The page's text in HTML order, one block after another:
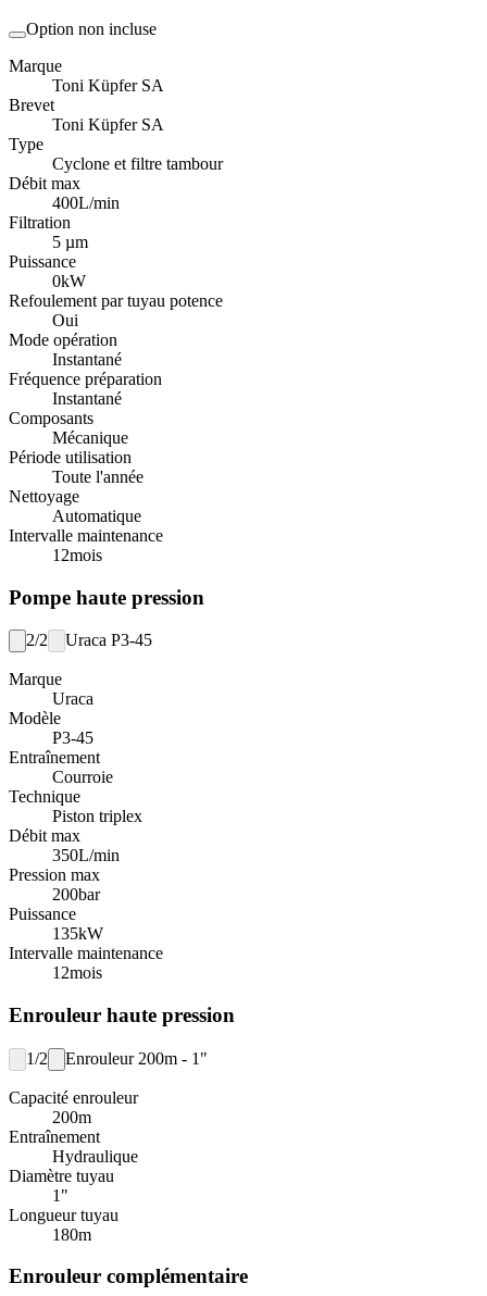
Option non incluse
Marque
Toni Küpfer SA
Brevet
Toni Küpfer SA
Type
Cyclone et filtre tambour
Débit max
400L/min
Filtration
5 µm
Puissance
0kW
Refoulement par tuyau potence
Oui
Mode opération
Instantané
Fréquence préparation
Instantané
Composants
Mécanique
Période utilisation
Toute l'année
Nettoyage
Automatique
Intervalle maintenance
12mois
Pompe haute pression
2/2 Uraca P3-45
Marque
Uraca
Modèle
P3-45
Entraînement
Courroie
Technique
Piston triplex
Débit max
350L/min
Pression max
200bar
Puissance
135kW
Intervalle maintenance
12mois
Enrouleur haute pression
1/2 Enrouleur 200m - 1"
Capacité enrouleur
200m
Entraînement
Hydraulique
Diamètre tuyau
1"
Longueur tuyau
180m
Enrouleur complémentaire